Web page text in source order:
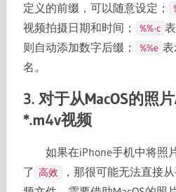
定义的前缀，可以随意设定；
视频拍摄日期和时间；
%%-c
则自动添加数字后缀；
%%e
名。
3. 对于从MacOS的照
*.m4v视频
如果在iPhone手机中将照
了 高效
，那很可能无法直接